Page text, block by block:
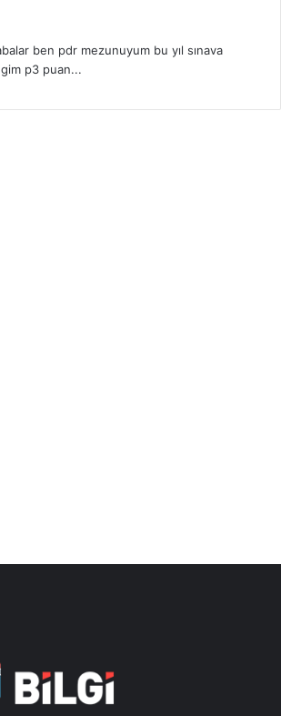
ben pdr mezunuyum bu yıl sınava
p3 puan...